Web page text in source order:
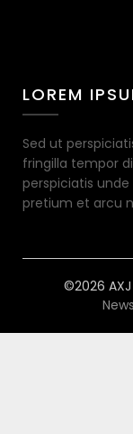
LOREM
Sed ut
fringilla tempor
perspiciatis
pretium et arcu
©2026 AXJ